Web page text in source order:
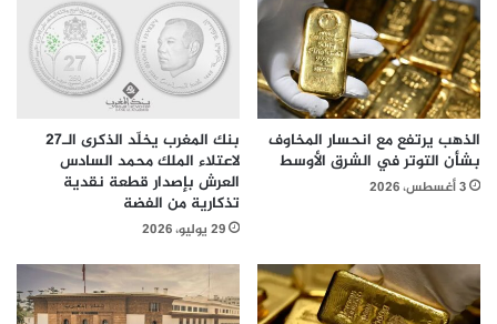
الذهب يرتفع مع انحسار المخاوف
بشأن التوتر في الشرق الأوسط
3 أغسطس، 2026
بنك المغرب يخلّد الذكرى الـ27
لاعتلاء الملك محمد السادس
العرش بإصدار قطعة نقدية
تذكارية من الفضة
29 يوليو، 2026